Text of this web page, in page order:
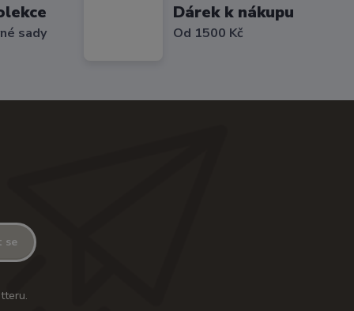
sady
Dárek k nákupu
Od 1500 Kč
se